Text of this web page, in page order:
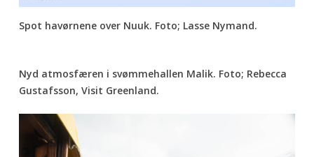
Spot havørnene over Nuuk. Foto; Lasse Nymand.
Nyd atmosfæren i svømmehallen Malik. Foto; Rebecca
Gustafsson, Visit Greenland.